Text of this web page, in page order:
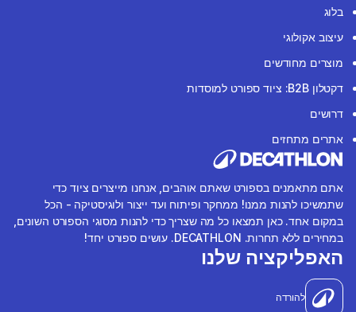
בלוג
עיצוב אקולוגי
מוצרים מחודשים
דקטלון B2B: ציוד ספורט למוסדות
דרושים
אתרים מתחזים
אתם מתאמנים בספורט שאתם אוהבים, אנחנו מייצרים ציוד כדי
שתמשיכו להנות ממנו! ממחקר ופיתוח ועד ייצור ולוגיסטיקה - הכל
במקום אחד. כאן תמצאו כל מה שצריך כדי להנות מסוגי הספורט השונים,
במחירים ללא תחרות. DECATHLON. עושים ספורט יחד!
האפליקציה שלנו
להורדה